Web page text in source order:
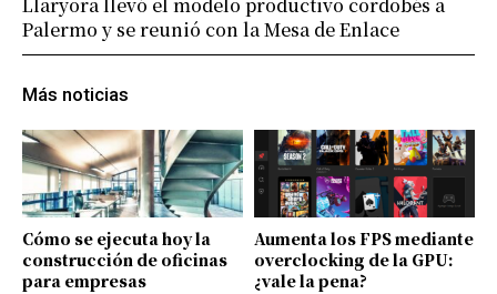
Más noticias
Cómo se ejecuta hoy la
construcción de oficinas
para empresas
Aumenta los FPS mediante
overclocking de la GPU:
¿vale la pena?
Palermo y se reunió con la Mesa de Enlace